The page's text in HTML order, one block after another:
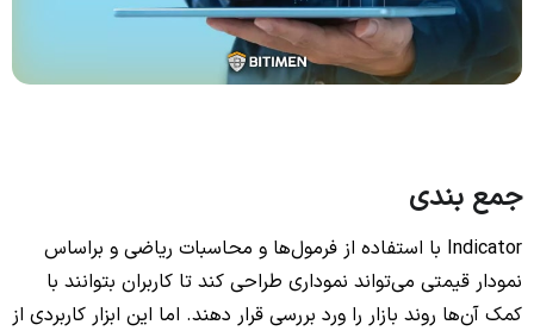
جمع بندی
Indicator با استفاده از فرمول‌ها و محاسبات ریاضی و براساس
نمودار قیمتی می‌تواند نموداری طراحی کند تا کاربران بتوانند با
کمک آن‌ها روند بازار را ورد بررسی قرار دهند. اما این ابزار کاربردی از